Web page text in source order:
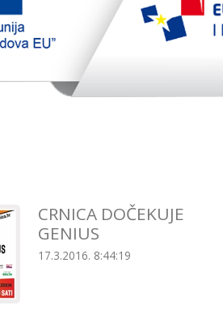
TopTim liga
CRNICA DOČEKUJE
GENIUS
17.3.2016. 8:44:19